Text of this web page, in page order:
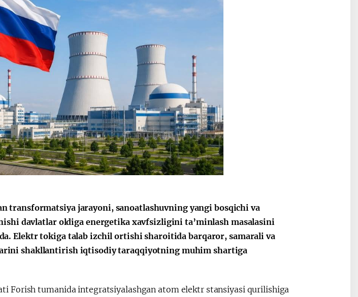
transformatsiya jarayoni, sanoatlashuvning yangi bosqichi va
davlatlar oldiga energetika xavfsizligini ta’minlash masalasini
Elektr tokiga talab izchil ortishi sharoitida barqaror, samarali va
shakllantirish iqtisodiy taraqqiyotning muhim shartiga
Forish tumanida integratsiyalashgan atom elektr stansiyasi qurilishiga